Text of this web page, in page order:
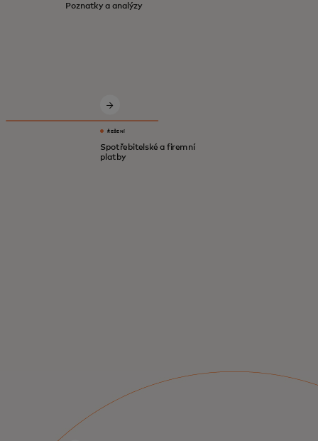
Poznatky a analýzy
ŘEŠENÍ
Spotřebitelské a firemní
platby